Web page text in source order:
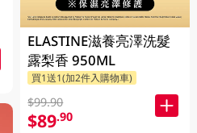
ELASTINE滋養亮澤洗髮
露梨香 950ML
買1送1(加2件入購物車)
$99.90
$89.90